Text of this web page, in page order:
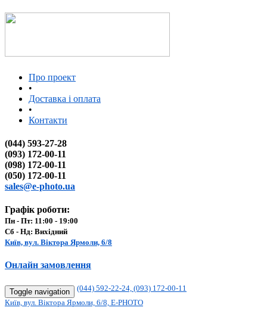
Про проект
•
Доставка і оплата
•
Контакти
(044) 593-27-28
(093) 172-00-11
(098) 172-00-11
(050) 172-00-11
sales@e-photo.ua
Графік роботи:
Пн - Пт: 11:00 - 19:00
Сб - Нд: Вихідний
Київ, вул. Віктора Ярмоли, 6/8
Онлайн замовлення
Toggle navigation
(044) 592-22-24, (093) 172-00-11
Київ, вул. Віктора Ярмоли, 6/8, E-PHOTO